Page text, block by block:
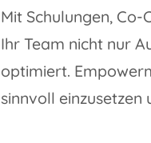
Mit Schulungen,
Ihr Team nicht nur
optimiert.
sinnvoll einzusetzen